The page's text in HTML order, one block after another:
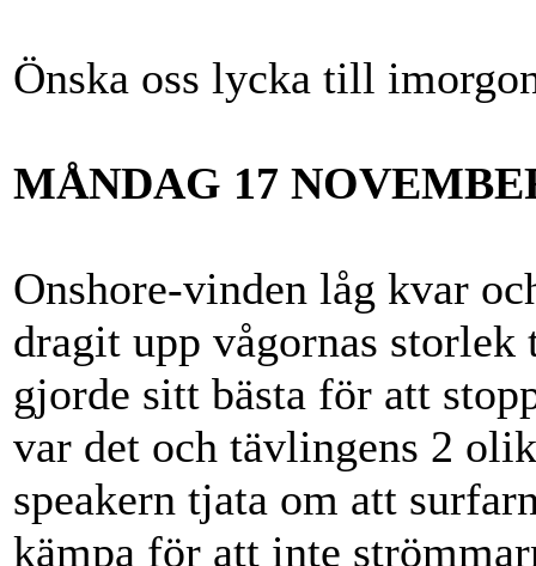
Önska oss lycka till
MÅNDAG 17
Onshore-vinden låg kvar
dragit upp vågornas
gjorde sitt bästa för att
var det och tävlingens 2
speakern tjata om att
kämpa för att inte